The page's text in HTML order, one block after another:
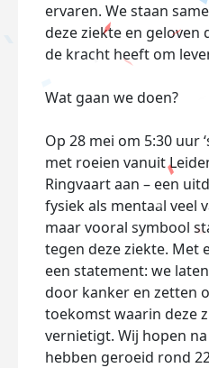
ervaren. We staan
deze ziekte en geloven
de kracht heeft om
Wat gaan we doen?
Op 28 mei om 5:30 uur
met roeien vanuit
Ringvaart aan – een
fysiek als mentaal veel
maar vooral symbool
tegen deze ziekte. Met
een statement: we
door kanker en zetten
toekomst waarin deze
vernietigt. Wij hopen
hebben geroeid rond